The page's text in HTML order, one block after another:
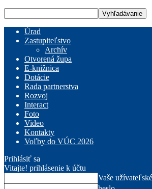
Úrad
Zastupiteľstvo
Archív
Otvorená župa
E-knižnica
Dotácie
Rada partnerstva
Rozvoj
Interact
Foto
Video
Kontakty
Voľby do VÚC 2026
Prihlásiť sa
Vitajte! prihlásenie k účtu
Vaše